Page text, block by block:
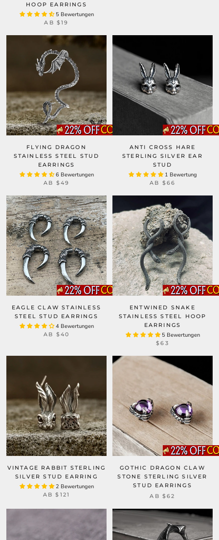
HOOP EARRINGS
5 Bewertungen
AB $19
FLYING DRAGON
STAINLESS STEEL STUD
EARRINGS
6 Bewertungen
AB $49
ANTI CROSS HARE
STERLING SILVER EAR
STUD
1 Bewertung
AB $66
EAGLE CLAW STAINLESS
STEEL STUD EARRINGS
4 Bewertungen
AB $40
ENTWINED SNAKE
STAINLESS STEEL HOOP
EARRINGS
5 Bewertungen
$63
VINTAGE RABBIT STERLING
SILVER STUD EARRING
2 Bewertungen
AB$121
GOTHIC DRAGON CLAW
STONE STERLING SILVER
STUD EARRINGS
AB $62